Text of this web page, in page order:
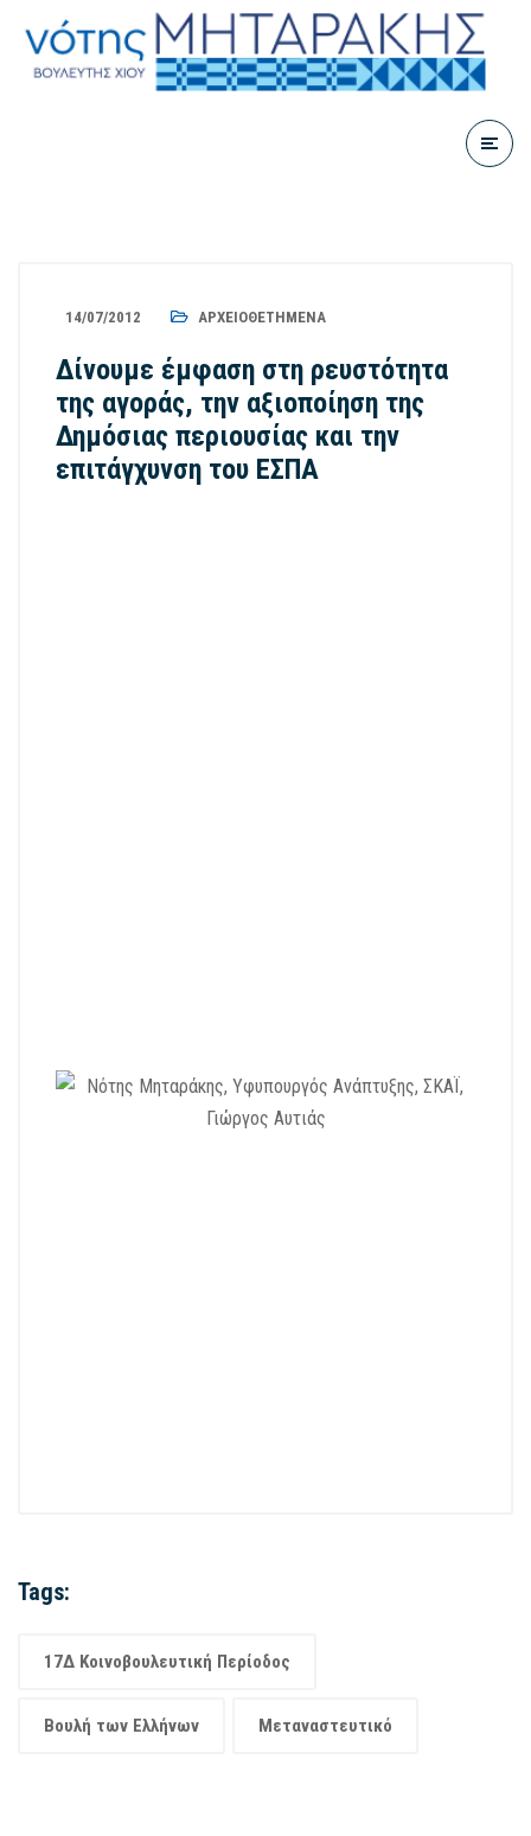
14/07/2012 ΑΡΧΕΙΟΘΕΤΗΜΈΝΑ
Δίνουμε έμφαση στη ρευστότητα
της αγοράς, την αξιοποίηση της
Δημόσιας περιουσίας και την
επιτάγχυνση του ΕΣΠΑ
Tags:
17Δ Κοινοβουλευτική Περίοδος
Βουλή των Ελλήνων Μεταναστευτικό